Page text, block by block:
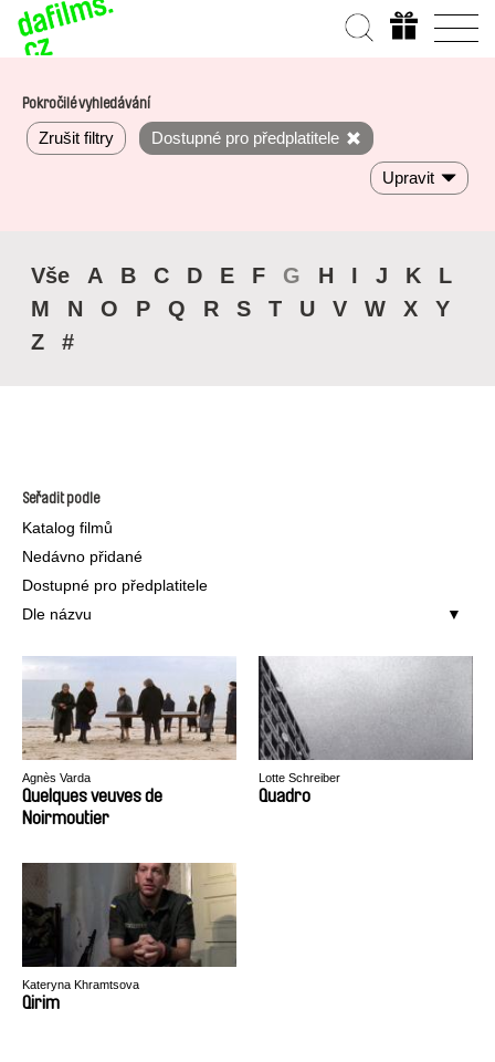
Pokročilé vyhledávání
Zrušit filtry Dostupné pro předplatitele
Upravit
Vše A B C D E F G H I J K
L
M
N O P Q R S T U V W X
Y
Z
#
Seřadit podle
Katalog filmů
Nedávno přidané
Dostupné pro předplatitele
Dle názvu
Agnès Varda
Quelques veuves de
Noirmoutier
Lotte Schreiber
Quadro
Kateryna Khramtsova
Qirim